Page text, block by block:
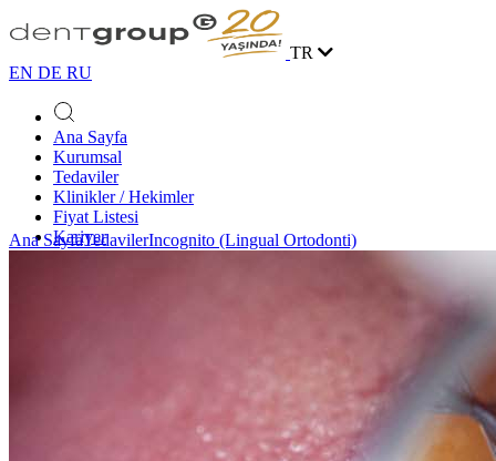
TR
EN DE RU
Ana Sayfa
Kurumsal
Tedaviler
Klinikler / Hekimler
Fiyat Listesi
Kariyer
Vaka Yarışması
Ana SayfaTedavilerIncognito (Lingual Ortodonti)